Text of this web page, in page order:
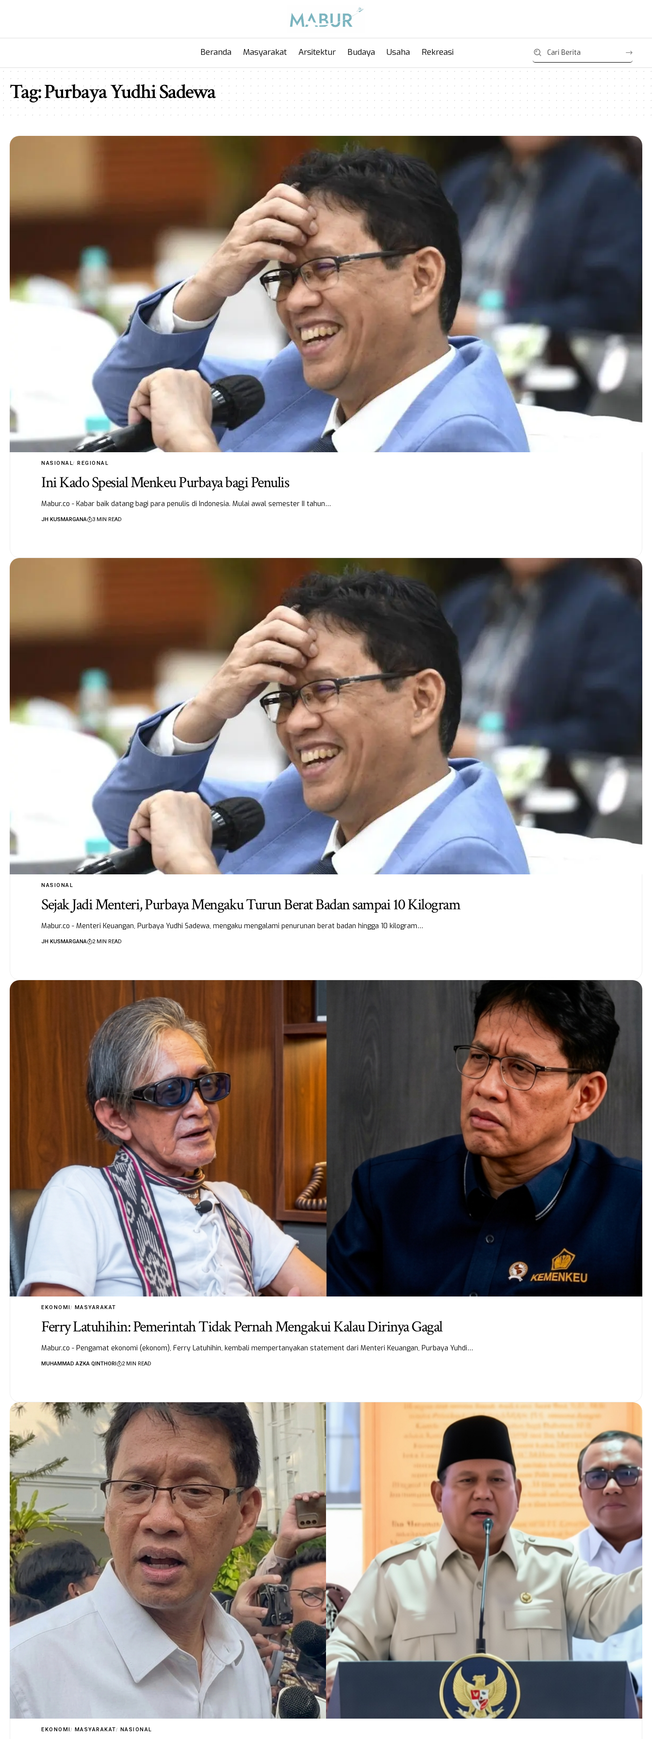
Beranda Masyarakat Arsitektur Budaya Usaha Rekreasi
Tag:Purbaya Yudhi Sadewa
NASIONAL REGIONAL
Ini Kado Spesial Menkeu Purbaya bagi Penulis
Mabur.co - Kabar baik datang bagi para penulis di Indonesia. Mulai awal semester II tahun…
JH KUSMARGANA 3 MIN READ
NASIONAL
Sejak Jadi Menteri, Purbaya Mengaku Turun Berat Badan sampai 10 Kilogram
Mabur.co - Menteri Keuangan, Purbaya Yudhi Sadewa, mengaku mengalami penurunan berat badan hingga 10 kilogram…
JH KUSMARGANA 2 MIN READ
EKONOMI MASYARAKAT
Ferry Latuhihin: Pemerintah Tidak Pernah Mengakui Kalau Dirinya Gagal
Mabur.co - Pengamat ekonomi (ekonom), Ferry Latuhihin, kembali mempertanyakan statement dari Menteri Keuangan, Purbaya Yuhdi…
MUHAMMAD AZKA QINTHORI 2 MIN READ
EKONOMI MASYARAKAT NASIONAL